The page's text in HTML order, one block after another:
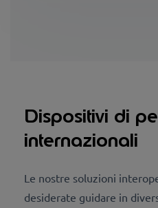
Dispositivi di
internazionali
Le nostre soluzioni
desiderate guidare in